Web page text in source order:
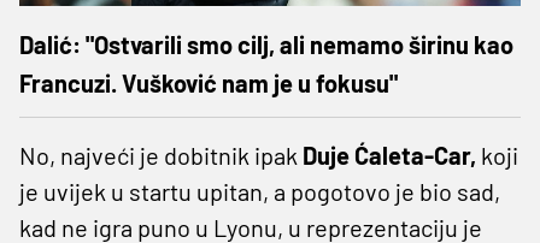
Dalić: "Ostvarili smo cilj, ali nemamo širinu kao
Francuzi. Vušković nam je u fokusu"
No, najveći je dobitnik ipak Duje Ćaleta-Car, koji
je uvijek u startu upitan, a pogotovo je bio sad,
kad ne igra puno u Lyonu, u reprezentaciju je